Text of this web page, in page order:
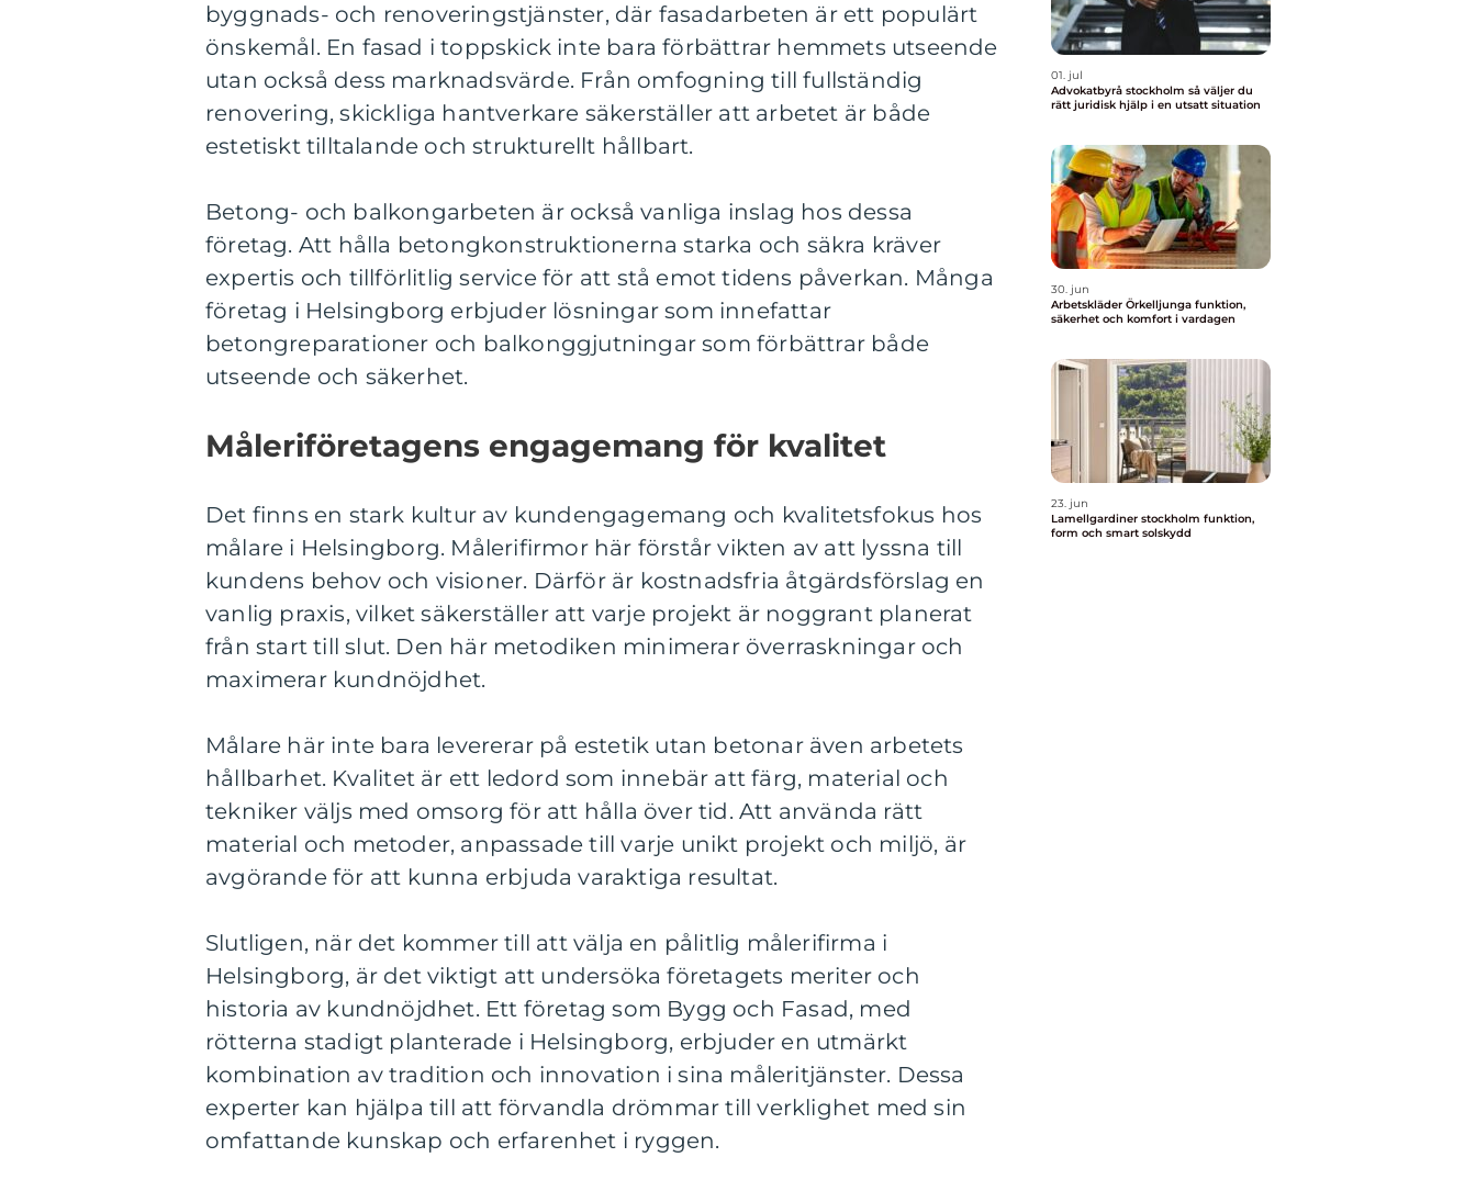
byggnads- och renoveringstjänster, där fasadarbeten är ett populärt
önskemål. En fasad i toppskick inte bara förbättrar hemmets utseende
utan också dess marknadsvärde. Från omfogning till fullständig
renovering, skickliga hantverkare säkerställer att arbetet är både
estetiskt tilltalande och strukturellt hållbart.
Betong- och balkongarbeten är också vanliga inslag hos dessa
företag. Att hålla betongkonstruktionerna starka och säkra kräver
expertis och tillförlitlig service för att stå emot tidens påverkan. Många
företag i Helsingborg erbjuder lösningar som innefattar
betongreparationer och balkonggjutningar som förbättrar både
utseende och säkerhet.
Måleriföretagens engagemang för kvalitet
Det finns en stark kultur av kundengagemang och kvalitetsfokus hos
målare i Helsingborg. Målerifirmor här förstår vikten av att lyssna till
kundens behov och visioner. Därför är kostnadsfria åtgärdsförslag en
vanlig praxis, vilket säkerställer att varje projekt är noggrant planerat
från start till slut. Den här metodiken minimerar överraskningar och
maximerar kundnöjdhet.
Målare här inte bara levererar på estetik utan betonar även arbetets
hållbarhet. Kvalitet är ett ledord som innebär att färg, material och
tekniker väljs med omsorg för att hålla över tid. Att använda rätt
material och metoder, anpassade till varje unikt projekt och miljö, är
avgörande för att kunna erbjuda varaktiga resultat.
Slutligen, när det kommer till att välja en pålitlig målerifirma i
Helsingborg, är det viktigt att undersöka företagets meriter och
historia av kundnöjdhet. Ett företag som Bygg och Fasad, med
rötterna stadigt planterade i Helsingborg, erbjuder en utmärkt
kombination av tradition och innovation i sina måleritjänster. Dessa
experter kan hjälpa till att förvandla drömmar till verklighet med sin
omfattande kunskap och erfarenhet i ryggen.
01. jul
Advokatbyrå stockholm så väljer du
rätt juridisk hjälp i en utsatt situation
30. jun
Arbetskläder Örkelljunga funktion,
säkerhet och komfort i vardagen
23. jun
Lamellgardiner stockholm funktion,
form och smart solskydd